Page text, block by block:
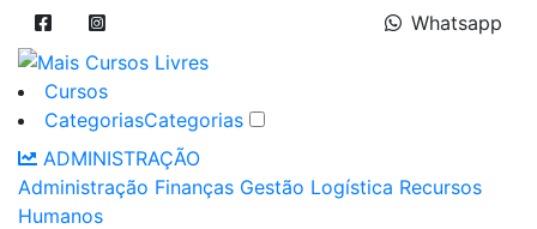
Whatsapp
Cursos
CategoriasCategorias
ADMINISTRAÇÃO
Administração Finanças Gestão Logística Recursos
Humanos